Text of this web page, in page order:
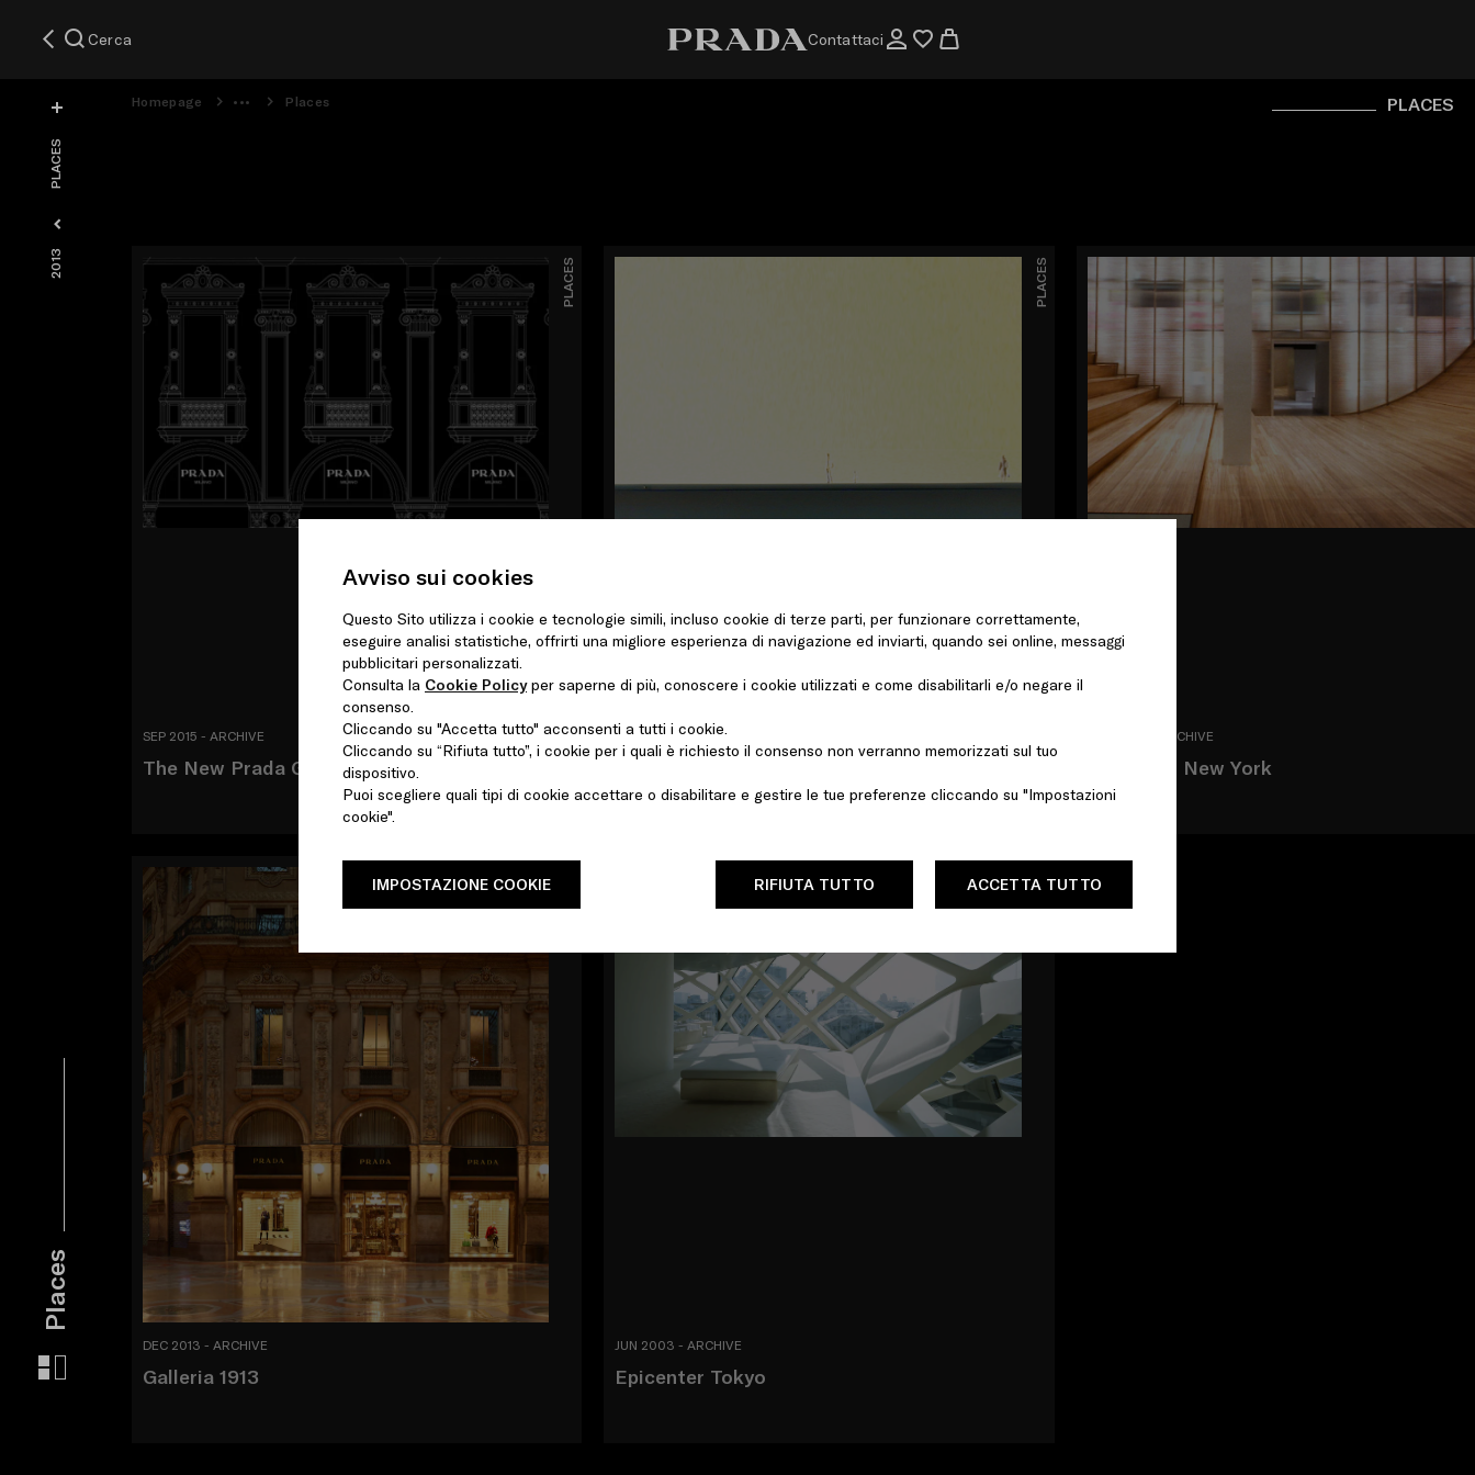
Avviso sui cookies
Questo Sito utilizza i cookie e tecnologie simili, incluso cookie di terze parti, per funzionare correttamente,
eseguire analisi statistiche, offrirti una migliore esperienza di navigazione ed inviarti, quando sei online, messaggi
pubblicitari personalizzati.
Consulta la Cookie Policyper saperne di più, conoscere i cookie utilizzati e come disabilitarli e/o negare il
consenso.
Cliccando su "Accetta tutto" acconsenti a tutti i cookie.
Cliccando su “Rifiuta tutto”, i cookie per i quali è richiesto il consenso non verranno memorizzati sul tuo
dispositivo.
Puoi scegliere quali tipi di cookie accettare o disabilitare e gestire le tue preferenze cliccando su "Impostazioni
cookie".
ACCETTA TUTTO
RIFIUTA TUTTO
IMPOSTAZIONE COOKIE
Cerca Contattaci
Homepage Places PLACES
Places
2013
PLACES
SEP 2015 - ARCHIVE
The New Prada Galleria
PLACES
DEC 2013 - ARCHIVE
Galleria 1913
NOV 2004 - ARCHIVE
Epicenter Los Angeles
PLACES
JUN 2003 - ARCHIVE
Epicenter Tokyo
PLACES
MAY 2001 - ARCHIVE
Epicenter New York